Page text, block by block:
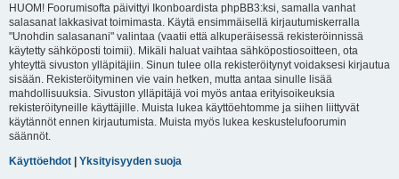
HUOM! Foorumisofta päivittyi Ikonboardista phpBB3:ksi, samalla vanhat
salasanat lakkasivat toimimasta. Käytä ensimmäisellä kirjautumiskerralla
"Unohdin salasanani" valintaa (vaatii että alkuperäisessä rekisteröinnissä
käytetty sähköposti toimii). Mikäli haluat vaihtaa sähköpostiosoitteen, ota
yhteyttä sivuston ylläpitäjiin. Sinun tulee olla rekisteröitynyt voidaksesi kirjautua
sisään. Rekisteröityminen vie vain hetken, mutta antaa sinulle lisää
mahdollisuuksia. Sivuston ylläpitäjä voi myös antaa erityisoikeuksia
rekisteröityneille käyttäjille. Muista lukea käyttöehtomme ja siihen liittyvät
käytännöt ennen kirjautumista. Muista myös lukea keskustelufoorumin
säännöt.
Käyttöehdot | Yksityisyyden suoja